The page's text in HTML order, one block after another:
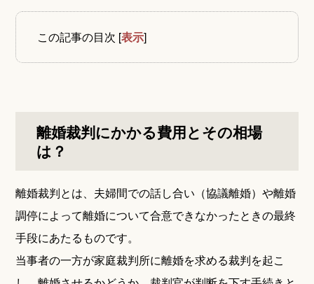
この記事の目次 [表示]
離婚裁判にかかる費用とその相場
は？
離婚裁判とは、夫婦間での話し合い（協議離婚）や離婚
調停によって離婚について合意できなかったときの最終
手段にあたるものです。
当事者の一方が家庭裁判所に離婚を求める裁判を起こ